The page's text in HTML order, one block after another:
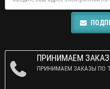
ПРИНИМАЕМ
ПРИНИМАЕМ ЗАКАЗЫ ПО